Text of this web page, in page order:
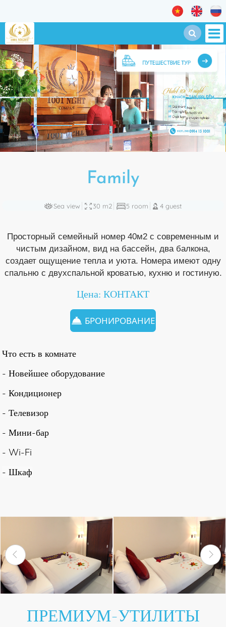
Family
Sea view 30 m2 5 room 4 guest
Просторный семейный номер 40м2 с современным и
чистым дизайном, вид на бассейн, два балкона,
создает ощущение тепла и уюта. Номера имеют одну
спальню с двухспальной кроватью, кухню и гостиную.
Цена: КОНТАКТ
БРОНИРОВАНИЕ
Что есть в комнате
- Новейшее оборудование
- Кондиционер
- Телевизор
- Мини-бар
- Wi-Fi
- Шкаф
ПРЕМИУМ-УТИЛИТЫ